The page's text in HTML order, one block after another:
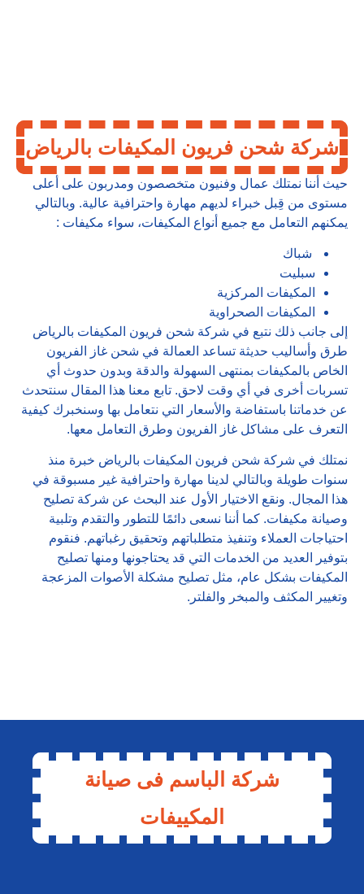
شركة شحن فريون المكيفات بالرياض
حيث أننا نمتلك عمال وفنيون متخصصون ومدربون على أعلى
مستوى من قِبل خبراء لديهم مهارة واحترافية عالية. وبالتالي
يمكنهم التعامل مع جميع أنواع المكيفات، سواء مكيفات :
شباك
سبليت
المكيفات المركزية
المكيفات الصحراوية
إلى جانب ذلك نتبع في شركة شحن فريون المكيفات بالرياض
طرق وأساليب حديثة تساعد العمالة في شحن غاز الفريون
الخاص بالمكيفات بمنتهى السهولة والدقة وبدون حدوث أي
تسربات أخرى في أي وقت لاحق. تابع معنا هذا المقال سنتحدث
عن خدماتنا باستفاضة والأسعار التي نتعامل بها وسنخبرك كيفية
التعرف على مشاكل غاز الفريون وطرق التعامل معها.
نمتلك في شركة شحن فريون المكيفات بالرياض خبرة منذ
سنوات طويلة وبالتالي لدينا مهارة واحترافية غير مسبوقة في
هذا المجال. ونقع الاختيار الأول عند البحث عن شركة تصليح
وصيانة مكيفات. كما أننا نسعى دائمًا للتطور والتقدم وتلبية
احتياجات العملاء وتنفيذ متطلباتهم وتحقيق رغباتهم. فنقوم
بتوفير العديد من الخدمات التي قد يحتاجونها ومنها تصليح
المكيفات بشكل عام، مثل تصليح مشكلة الأصوات المزعجة
وتغيير المكثف والمبخر والفلتر.
شركة الباسم فى صيانة
المكييفات